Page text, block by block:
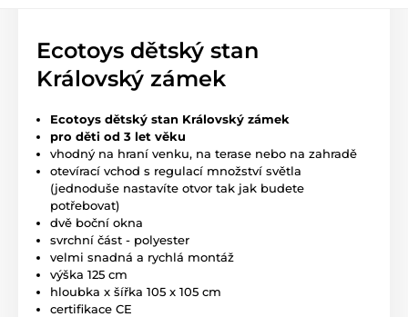
Ecotoys dětský stan
Královský zámek
Ecotoys dětský stan Královský zámek
pro děti od 3 let věku
vhodný na hraní venku, na terase nebo na zahradě
otevírací vchod s regulací množství světla
(jednoduše nastavíte otvor tak jak budete
potřebovat)
dvě boční okna
svrchní část - polyester
velmi snadná a rychlá montáž
výška 125 cm
hloubka x šířka 105 x 105 cm
certifikace CE